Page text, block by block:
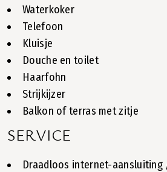
Waterkoker
Telefoon
Kluisje
Douche en toilet
Haarfohn
Strijkijzer
Balkon of terras met zitje
SERVICE
Draadloos internet-aansluiting